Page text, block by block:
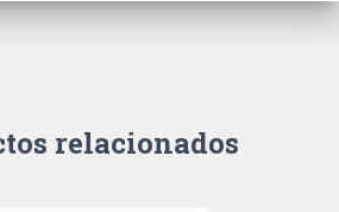
relacionados